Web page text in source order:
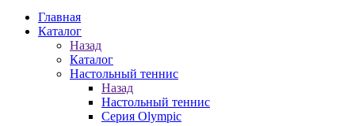
Главная
Каталог
Назад
Каталог
Настольный теннис
Назад
Настольный теннис
Серия Olympic